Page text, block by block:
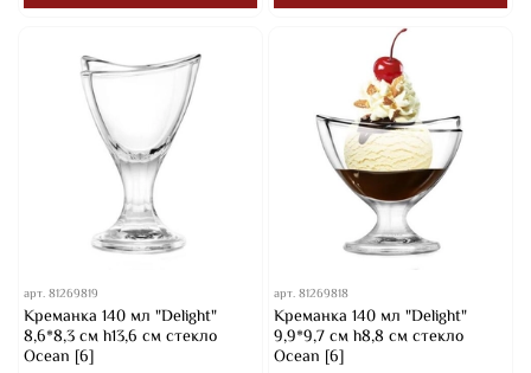
арт.81269819
Креманка 140 мл "Delight"
8,6*8,3 см h13,6 см стекло
Ocean [6]
арт.81269818
Креманка 140 мл "Delight"
9,9*9,7 см h8,8 см стекло
Ocean [6]